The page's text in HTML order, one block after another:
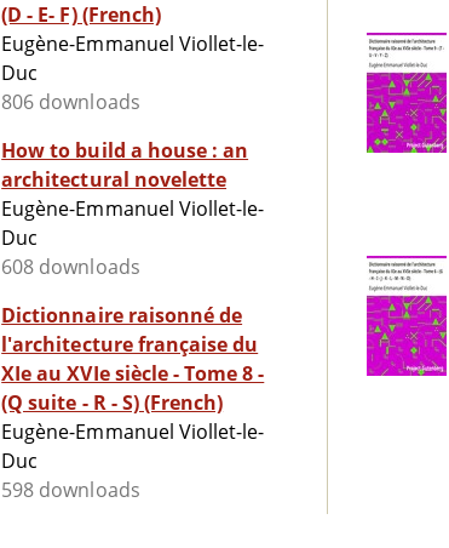
(D - E- F) (French)
Eugène-Emmanuel Viollet-le-
Duc
806 downloads
How to build a house : an
architectural novelette
Eugène-Emmanuel Viollet-le-
Duc
608 downloads
Dictionnaire raisonné de
l'architecture française du
XIe au XVIe siècle - Tome 8 -
(Q suite - R - S) (French)
Eugène-Emmanuel Viollet-le-
Duc
598 downloads